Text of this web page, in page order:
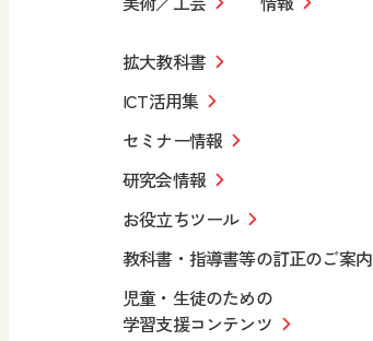
拡大教科書
ICT活用集
セミナー情報
研究会情報
お役立ちツール
教科書・指導書等の訂正のご案内
児童・生徒のための
学習支援コンテンツ